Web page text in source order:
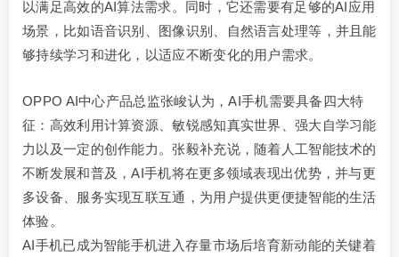
以满足高效的AI算法需求。同时，它还需要有足够的AI应用
场景，比如语音识别、图像识别、自然语言处理等，并且能
够持续学习和进化，以适应不断变化的用户需求。
OPPO AI中心产品总监张峻认为，AI手机需要具备四大特
征：高效利用计算资源、敏锐感知真实世界、强大自学习能
力以及一定的创作能力。张毅补充说，随着人工智能技术的
不断发展和普及，AI手机将在更多领域表现出优势，并与更
多设备、服务实现互联互通，为用户提供更便捷智能的生活
体验。
AI手机已成为智能手机进入存量市场后培育新动能的关键着